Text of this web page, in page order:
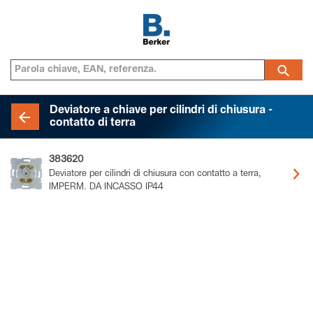
Deviatore a chiave per cilindri di chiusura -
contatto di terra
383620
Deviatore per cilindri di chiusura con contatto a terra,
IMPERM. DA INCASSO IP44